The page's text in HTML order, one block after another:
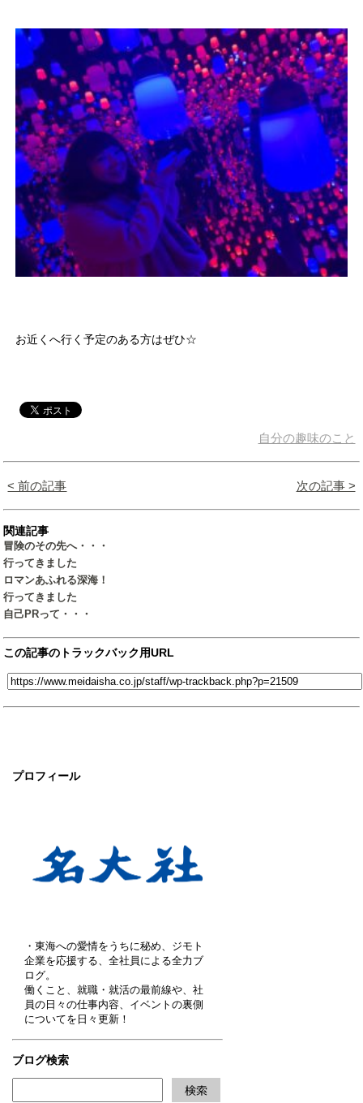
プロフィール
・東海への愛情をうちに秘め、ジモト
企業を応援する、全社員による全力ブ
ログ。
働くこと、就職・就活の最前線や、社
員の日々の仕事内容、イベントの裏側
についてを日々更新！
ブログ検索
お近くへ行く予定のある方はぜひ☆
自分の趣味のこと
< 前の記事 次の記事 >
関連記事
冒険のその先へ・・・
行ってきました
ロマンあふれる深海！
行ってきました
自己PRって・・・
この記事のトラックバック用URL